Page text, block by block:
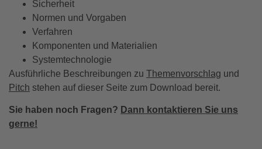
Sicherheit
Normen und Vorgaben
Verfahren
Komponenten und Materialien
Systemtechnologie
Ausführliche Beschreibungen zu Themenvorschlag und
Pitch stehen auf dieser Seite zum Download bereit.
Sie haben noch Fragen? Dann kontaktieren Sie uns
gerne!